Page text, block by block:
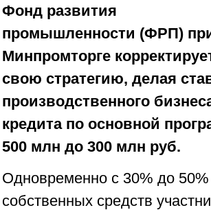
Фонд развития
промышленности (ФРП)
Минпромторге
свою стратегию, делая
производственного
кредита по основной
500 млн до 300 млн руб.
Одновременно с 30% до
собственных средств